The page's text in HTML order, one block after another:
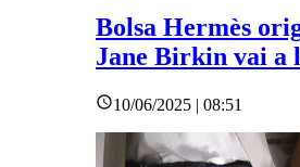
Bolsa Hermès
Jane Birkin vai a
10/06/2025 | 08:51